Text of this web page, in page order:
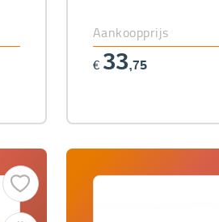
Aankoopprijs
€ 33,75